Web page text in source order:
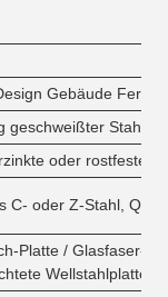
Gebäude
geschweißter Stahl
oder rostfeste
C- oder Z-Stahl,
Platte / Glasfaser-
Wellstahlplatte